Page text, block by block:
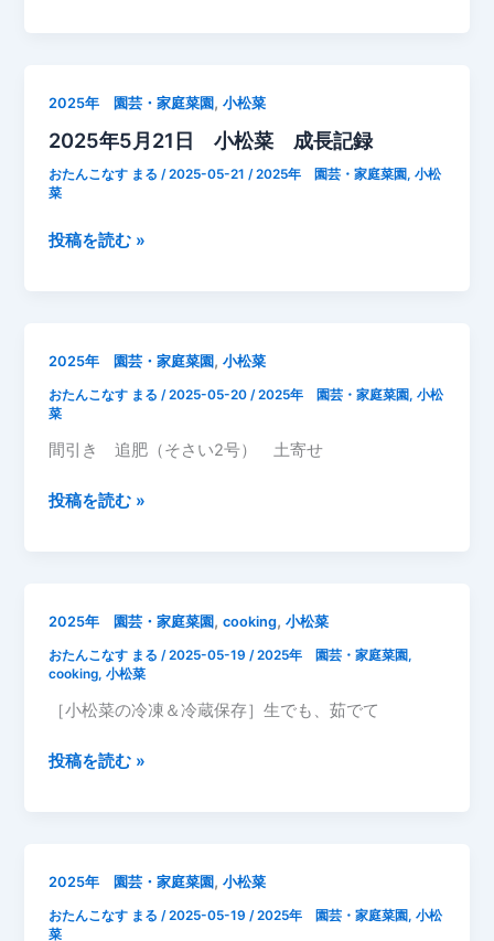
日
小
松
菜
長
2025年 園芸・家庭菜園,小松菜
2025年5月21日 小松菜 成長記録
おたんこなす まる/2025-05-21/2025年 園芸・家庭菜園,小松
菜
2025
日
小
松
菜
長
投稿を読む »
2025年 園芸・家庭菜園 ,小松菜
おたんこなす まる/2025-05-20/2025年 園芸・家庭菜園,小松
菜
間引き 追肥（そさい2号） 土寄せ
2025
日
小
松
菜
部
2
投稿を読む »
2025年 園芸・家庭菜園 ,cooking,小松菜
おたんこなす まる/2025-05-19/2025年 園芸・家庭菜園,
cooking,小松菜
［小松菜の冷凍＆冷蔵保存］生でも、茹でて
［小
凍
＆
投稿を読む »
2025年 園芸・家庭菜園 ,小松菜
おたんこなす まる/2025-05-19/2025年 園芸・家庭菜園,小松
菜